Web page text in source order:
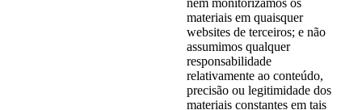
materiais em quaisquer
websites de terceiros; e não
assumimos qualquer
responsabilidade
relativamente ao conteúdo,
precisão ou legitimidade dos
materiais constantes em tais